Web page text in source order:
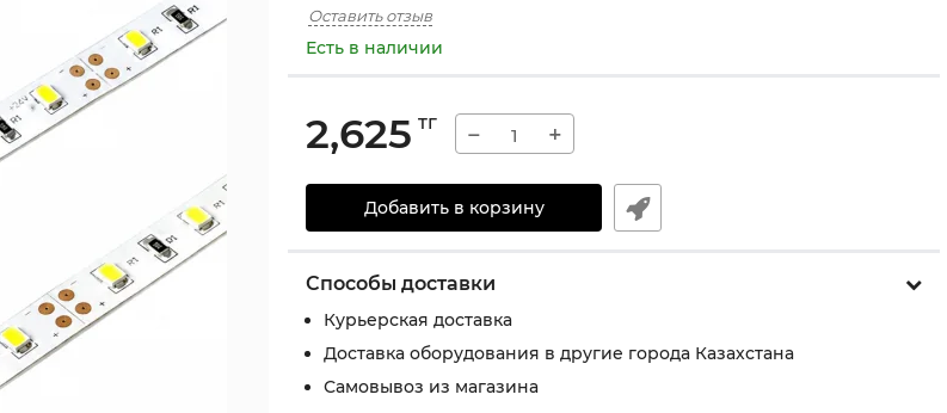
Оставить отзыв
Есть в наличии
2,625 тг − +
Добавить в корзину
Способы доставки
Курьерская доставка
Доставка оборудования в другие города Казахстана
Самовывоз из магазина